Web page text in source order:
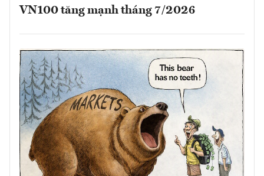
VN100 tăng mạnh tháng 7/2026